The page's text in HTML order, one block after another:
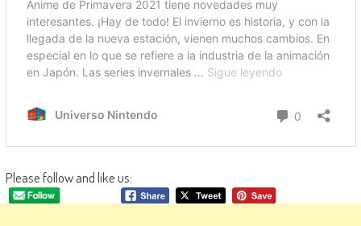
Please follow and like us: